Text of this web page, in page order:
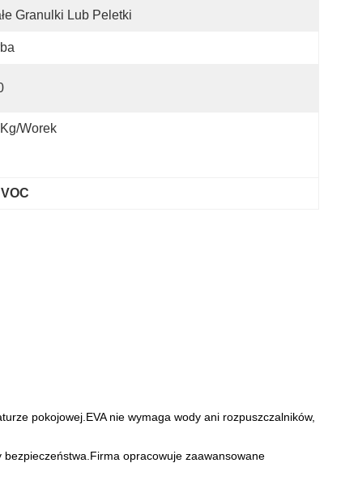
Granulki Lub Peletki
worek
pokojowej.EVA nie wymaga wody ani rozpuszczalników,
opracowuje zaawansowane